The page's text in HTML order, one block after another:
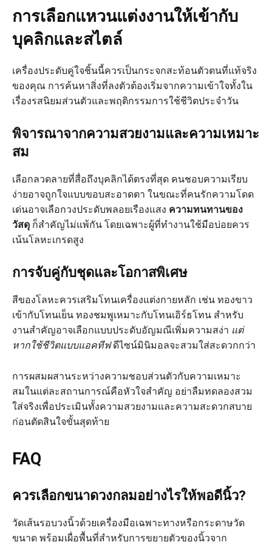
การเลือกแหวนแต่งงานให้เข้ากับ
บุคลิกและสไตล์
เครื่องประดับคู่ใจชิ้นนี้ควรเป็นกระจกสะท้อนตัวตนที่แท้จริง
ของคุณ การค้นหาสิ่งที่ลงตัวต้องเริ่มจากความเข้าใจทั้งใน
เรื่องรสนิยมส่วนตัวและพฤติกรรมการใช้ชีวิตประจำวัน
พิจารณาจากความสวยงามและความเหมาะ
สม
เลือกลวดลายที่สื่อถึงบุคลิกได้ตรงที่สุด คนชอบความเรียบ
ง่ายอาจถูกใจแบบขอบสะอาดตา ในขณะที่คนรักความโดด
เด่นอาจเลือกวงประดับพลอยเรืองแสง ความทนทานของ
วัสดุ ก็สำคัญไม่แพ้กัน โดยเฉพาะผู้ที่ทำงานใช้มือบ่อยควร
เน้นโลหะเกรดสูง
การจับคู่กับชุดและโอกาสพิเศษ
สีของโลหะควรเสริมโทนเครื่องแต่งกายหลัก เช่น ทองขาว
เข้ากับโทนเย็น ทองชมพูเหมาะกับโทนเอิร์ธโทน สำหรับ
งานสำคัญอาจเลือกแบบประดับอัญมณีเพิ่มความสง่า แต่
หากใช้ชีวิตแบบแอคทีฟดีไซน์มินิมอลจะสวมใส่สะดวกกว่า
การผสมผสานระหว่างความชอบส่วนตัวกับความเหมาะ
สมในแต่ละสถานการณ์คือหัวใจสำคัญ อย่าลืมทดลองสวม
ใส่จริงเพื่อประเมินทั้งความสวยงามและความสะดวกสบาย
ก่อนตัดสินใจขั้นสุดท้าย
FAQ
ควรเลือกขนาดวงกลมอย่างไรให้พอดีนิ้ว?
วัดเส้นรอบวงนิ้วด้วยเครื่องมือเฉพาะทางหรือกระดาษวัด
ขนาด พร้อมเผื่อพื้นที่สำหรับการขยายตัวของนิ้วจาก